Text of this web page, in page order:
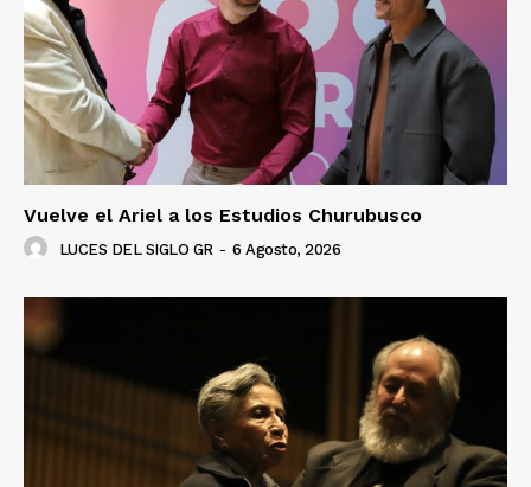
Vuelve el Ariel a los Estudios Churubusco
LUCES DEL SIGLO GR - 6 Agosto, 2026